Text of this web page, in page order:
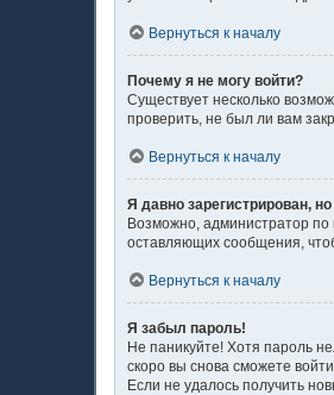
Вернуться к началу
Почему я не могу войти?
Существует несколько
проверить, не был ли вам
Вернуться к началу
Я давно зарегистрирован,
Возможно, администратор по
оставляющих сообщения,
Вернуться к началу
Я забыл пароль!
Не паникуйте! Хотя пароль
скоро вы снова сможете
Если не удалось получить